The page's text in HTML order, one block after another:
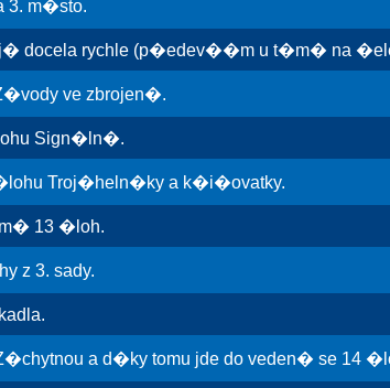
3. m�sto.
docela rychle (p�edev��m u t�m� na
ve zbrojen�.
Sign�ln�.
Troj�heln�ky a k�i�ovatky.
13 �loh.
z 3. sady.
a d�ky tomu jde do veden� se 14